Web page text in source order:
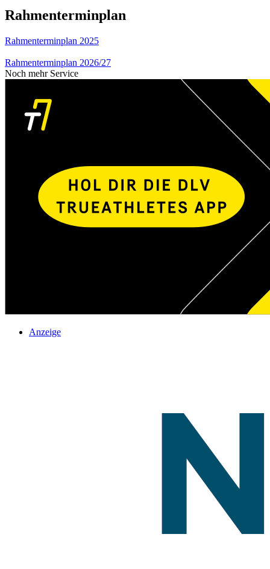
Rahmenterminplan
Rahmenterminplan 2025
Rahmenterminplan 2026/27
Noch mehr Service
Anzeige